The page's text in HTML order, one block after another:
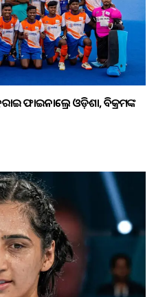
ଫାଇନାଲ୍ରେ ଓଡ଼ିଶା, ବିକ୍ରମଙ୍କ